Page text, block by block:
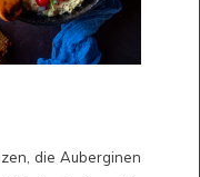
die Auberginen